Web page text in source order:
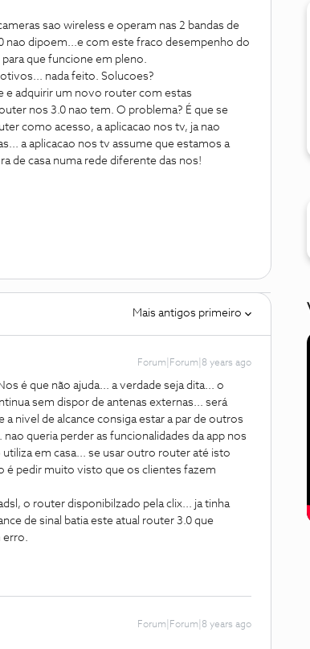
sao wireless e operam nas 2 bandas de
nao dipoem...e com este fraco desempenho do
que funcione em pleno.
nada feito. Solucoes?
e adquirir um novo router com estas
nos 3.0 nao tem. O problema? É que se
como acesso, a aplicacao nos tv, ja nao
a aplicacao nos tv assume que estamos a
de casa numa rede diferente das nos!
Mais antigos primeiro
Forum|Forum|8 years ago
é que não ajuda... a verdade seja dita... o
sem dispor de antenas externas... será
nivel de alcance consiga estar a par de outros
queria perder as funcionalidades da app nos
em casa... se usar outro router até isto
é pedir muito visto que os clientes fazem
o router disponibilzado pela clix... ja tinha
de sinal batia este atual router 3.0 que
erro.
Forum|Forum|8 years ago